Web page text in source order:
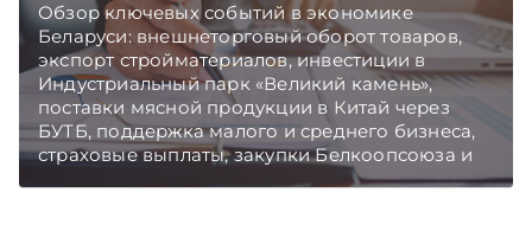
Обзор ключевых событий в экономике
Беларуси: внешнеторговый оборот товаров,
экспорт стройматериалов, инвестиции в
Индустриальный парк «Великий камень»,
поставки мясной продукции в Китай через
БУТБ, поддержка малого и среднего бизнеса,
страховые выплаты, закупки Белкоопсоюза и
рост продаж новых автомобилей.